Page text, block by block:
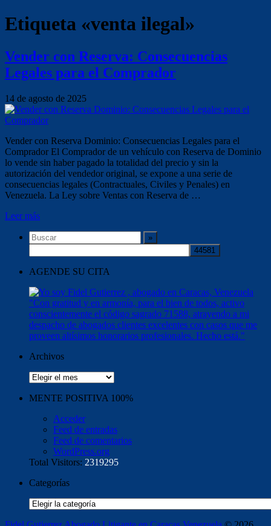
Etiqueta «venta ilegal»
Vender con Reserva: Consecuencias
Legales para el Comprador
14 de agosto de 2025
Vender con Reserva Dominio: Consecuencias Legales para el
Comprador El Comprador de un vehículo con Reserva de Dominio
lo vende sin haber pagado la totalidad del precio y sin la
autorización del vendedor original, se expone a una serie de
consecuencias legales (Contractuales, Civiles y Penales) en
Venezuela. La Ley sobre Ventas con Reserva de …
Leer más
AGENDE SU CITA
Archivos
Archivos
MENTE POSITIVA 100%
Acceder
Feed de entradas
Feed de comentarios
WordPress.org
Total Visitors: 2319295
Categorías
Categorías